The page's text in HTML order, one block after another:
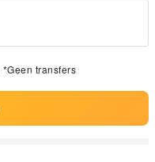
*Geen transfers